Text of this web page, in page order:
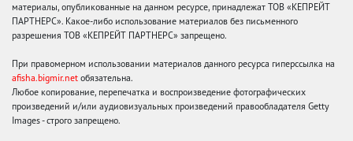
материалы, опубликованные на данном ресурсе, принадлежат ТОВ «КЕПРЕЙТ
ПАРТНЕРС». Какое-либо использование материалов без письменного
разрешения ТОВ «КЕПРЕЙТ ПАРТНЕРС» запрещено.
При правомерном использовании материалов данного ресурса гиперссылка на
afisha.bigmir.net обязательна.
Любое копирование, перепечатка и воспроизведение фотографических
произведений и/или аудиовизуальных произведений правообладателя Getty
Images - строго запрещено.